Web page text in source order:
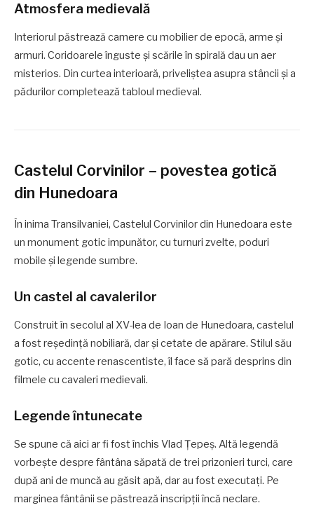
Atmosfera medievală
Interiorul păstrează camere cu mobilier de epocă, arme și
armuri. Coridoarele înguste și scările în spirală dau un aer
misterios. Din curtea interioară, priveliștea asupra stâncii și a
pădurilor completează tabloul medieval.
Castelul Corvinilor – povestea gotică
din Hunedoara
În inima Transilvaniei, Castelul Corvinilor din Hunedoara este
un monument gotic impunător, cu turnuri zvelte, poduri
mobile și legende sumbre.
Un castel al cavalerilor
Construit în secolul al XV-lea de Ioan de Hunedoara, castelul
a fost reședință nobiliară, dar și cetate de apărare. Stilul său
gotic, cu accente renascentiste, îl face să pară desprins din
filmele cu cavaleri medievali.
Legende întunecate
Se spune că aici ar fi fost închis Vlad Țepeș. Altă legendă
vorbește despre fântâna săpată de trei prizonieri turci, care
după ani de muncă au găsit apă, dar au fost executați. Pe
marginea fântânii se păstrează inscripții încă neclare.